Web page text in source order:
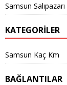
Samsun
KATEGORILER
Samsun Kaç Km
BAĞLANTILAR